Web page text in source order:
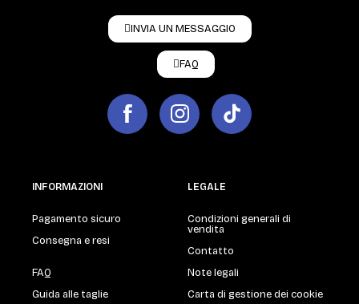
INVIA UN MESSAGGIO
FAQ
INFORMAZIONI
Pagamento sicuro
Consegna e resi
FAQ
Guida alle taglie
LEGALE
Condizioni generali di
vendita
Contatto
Note legali
Carta di gestione dei cookie